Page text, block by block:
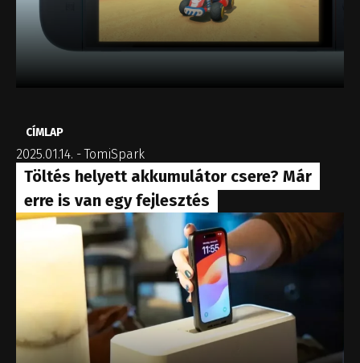
CÍMLAP
2025.01.14. -TomiSpark
Töltés helyett akkumulátor csere? Már
erre is van egy fejlesztés